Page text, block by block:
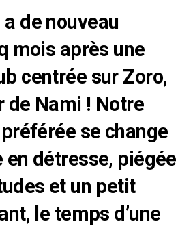
de nouveau
mois après une
centrée sur Zoro,
de Nami ! Notre
se change
en détresse, piégée
et un petit
le temps d’une